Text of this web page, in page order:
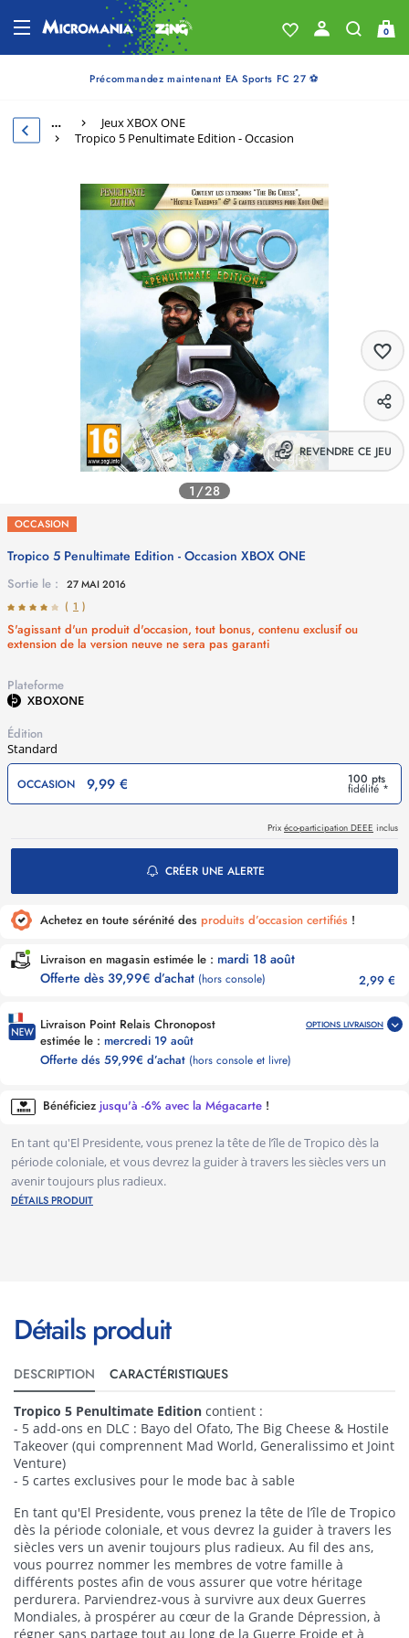
0
Précommandez maintenant EA Sports FC 27 ⚽
…
Jeux XBOX ONE
Tropico 5 Penultimate Edition - Occasion
1/28
REVENDRE CE JEU
OCCASION
Tropico 5 Penultimate Edition - Occasion XBOX ONE
Sortie le :
27 MAI 2016
( 1 )
S'agissant d'un produit d'occasion, tout bonus, contenu exclusif ou
extension de la version neuve ne sera pas garanti
Plateforme
XBOXONE
Édition
Standard
OCCASION 9,99 € 100 pts
fidélité *
Prix éco-participation DEEE inclus
CRÉER UNE ALERTE
Achetez en toute sérénité des produits d’occasion certifiés !
Livraison en magasin estimée le : mardi 18 août
Offerte dès 39,99€ d’achat (hors console) 2,99 €
Livraison Point Relais Chronopost
estimée le : mercredi 19 août
Offerte dés 59,99€ d’achat (hors console et livre)
OPTIONS LIVRAISON
Bénéficiez jusqu'à -6% avec la Mégacarte !
En tant qu'El Presidente, vous prenez la tête de l’île de Tropico dès la
période coloniale, et vous devrez la guider à travers les siècles vers un
avenir toujours plus radieux.
DÉTAILS PRODUIT
Détails produit
DESCRIPTION CARACTÉRISTIQUES
Tropico 5 Penultimate Edition contient :
- 5 add-ons en DLC : Bayo del Ofato, The Big Cheese & Hostile
Takeover (qui comprennent Mad World, Generalissimo et Joint
Venture)
- 5 cartes exclusives pour le mode bac à sable
En tant qu'El Presidente, vous prenez la tête de l’île de Tropico
dès la période coloniale, et vous devrez la guider à travers les
siècles vers un avenir toujours plus radieux. Au fil des ans,
vous pourrez nommer les membres de votre famille à
différents postes afin de vous assurer que votre héritage
perdurera. Parviendrez-vous à survivre aux deux Guerres
Mondiales, à prospérer au cœur de la Grande Dépression, à
régner sans partage tout au long de la Guerre Froide et à